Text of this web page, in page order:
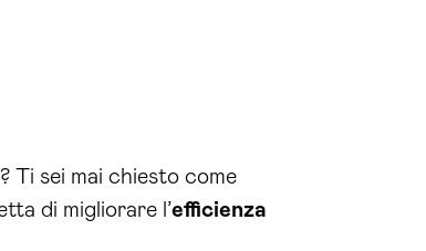
Ti sei mai chiesto come
di migliorare l’efficienza